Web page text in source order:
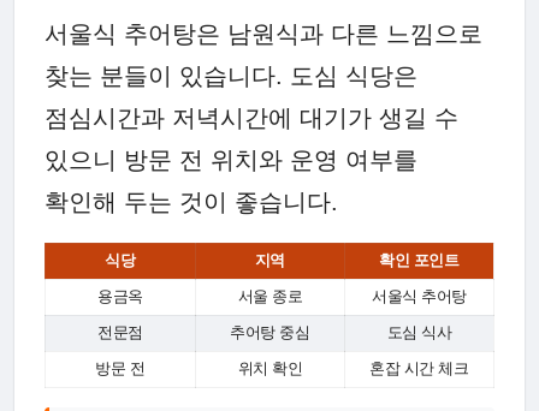
서울식 추어탕은 남원식과 다른 느낌으로
찾는 분들이 있습니다. 도심 식당은
점심시간과 저녁시간에 대기가 생길 수
있으니 방문 전 위치와 운영 여부를
확인해 두는 것이 좋습니다.
식당 지역 확인 포인트
용금옥 서울 종로 서울식 추어탕
전문점 추어탕 중심 도심 식사
방문 전 위치 확인 혼잡 시간 체크